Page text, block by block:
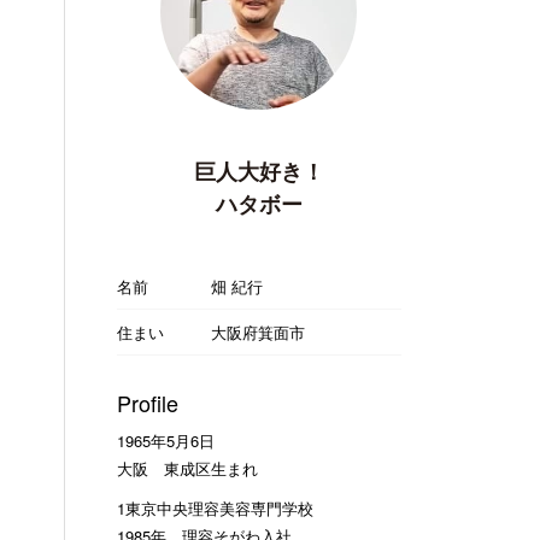
巨人大好き！
ハタボー
名前
畑 紀行
住まい
大阪府箕面市
Profile
1965年5月6日
大阪 東成区生まれ
1東京中央理容美容専門学校
1985年 理容そがわ入社